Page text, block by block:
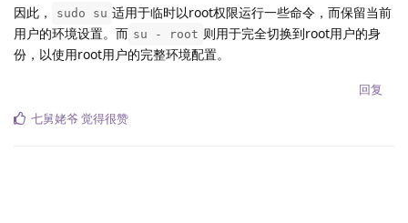
因此，
sudo su 适用于临时以root权限运行一些命令，而保留当前
用户的环境设置。而 su - root 则用于完全切换到root用户的身
份，以使用root用户的完整环境配置。
回复
七舅姥爷 觉得很赞